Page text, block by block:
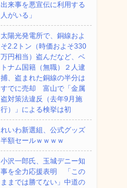
出来事を悪宣伝に利用する
人がいる」
太陽光発電所で、銅線およ
そ2.2トン（時価およそ330
万円相当）盗んだなど、ベ
トナム国籍（無職）２人逮
捕、盗まれた銅線の半分は
すでに売却 富山で「金属
盗対策法違反（去年9月施
行）」による検挙は初
れいわ新選組、公式グッズ
半額セールｗｗｗｗ
小沢一郎氏、玉城デニー知
事を全力応援表明 「この
ままでは勝てない」中道の